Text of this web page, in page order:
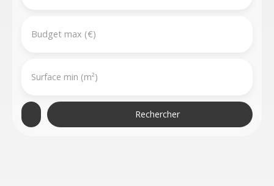
Budget max (€)
Surface min (m²)
Rechercher